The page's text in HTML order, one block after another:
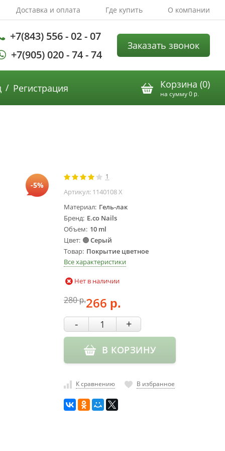
Доставка и оплата Где купить О компании
+7(843) 556 - 02 - 07
+7(905) 020 - 74 - 74
Заказать звонок
/ Регистрация Корзина (0)
на сумму0 р.
-5%
1
Артикул: 1140108 Х
Материал Гель-лак
Бренд E.co Nails
Объем 10 ml
Цвет
Серый
Товар Покрытие цветное
Все характеристики
Нет в наличии
266 р.
280р.
- +
В КОРЗИНУ
К сравнению В избранное